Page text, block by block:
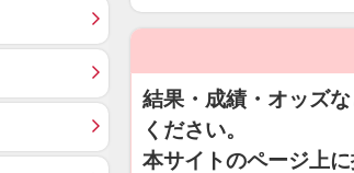
結果・成績・オッズ
ください。
本サイトのページ上